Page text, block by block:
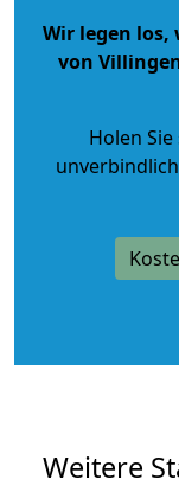
Wir legen los,
von
Holen
Weitere